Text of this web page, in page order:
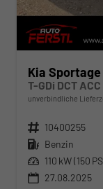
Kia Sportage
T-GDi DCT
unverbindliche
Fahrzeugnr. 10400255
Kraftstoff Benzin
Leistung 110 kW (150
27.08.2025